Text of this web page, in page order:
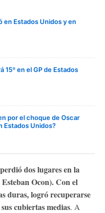
en Estados Unidos y en
15º en el GP de Estados
por el choque de Oscar
Estados Unidos?
dos lugares en la
Ocon). Con el
duras, logró recuperarse
cubiertas medias. A